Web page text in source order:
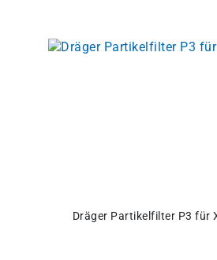
Dräger Partikelfilter P3 für